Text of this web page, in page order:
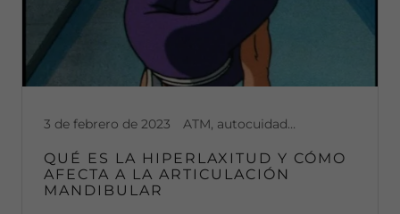
3 de febrero de 2023 ATM, autocuidado, bruxismo, desgaste de dientes, desgaste dental, dolor, dolor articular, dolor cronico, dolor muscular, educación, ejercicio físico, elasticos, hábitos, hiperlaxitud, ruido mandibular, Ruidos en articulacion
QUÉ ES LA HIPERLAXITUD Y CÓMO
AFECTA A LA ARTICULACIÓN
MANDIBULAR